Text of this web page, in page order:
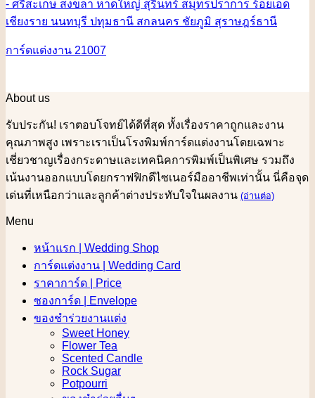
การ์ดแต่งงาน 21007
About us
รับประกัน! เราตอบโจทย์ได้ดีที่สุด ทั้งเรื่องราคาถูกและงาน
คุณภาพสูง เพราะเราเป็นโรงพิมพ์การ์ดแต่งงานโดยเฉพาะ
เชี่ยวชาญเรื่องกระดาษและเทคนิคการพิมพ์เป็นพิเศษ รวมถึง
เน้นงานออกแบบโดยกราฟฟิกดีไซเนอร์มืออาชีพเท่านั้น นี่คือจุด
เด่นที่เหนือกว่าและลูกค้าต่างประทับใจในผลงาน (อ่านต่อ)
Menu
หน้าแรก | Wedding Shop
การ์ดแต่งงาน | Wedding Card
ราคาการ์ด | Price
ซองการ์ด | Envelope
ของชำร่วยงานแต่ง
Sweet Honey
Flower Tea
Scented Candle
Rock Sugar
Potpourri